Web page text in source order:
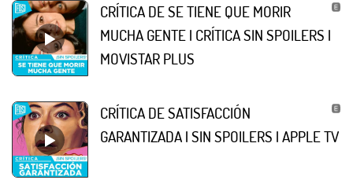
CRÍTICA DE SE TIENE QUE MORIR
MUCHA GENTE | CRÍTICA SIN SPOILERS |
MOVISTAR PLUS
CRÍTICA DE SATISFACCIÓN
GARANTIZADA | SIN SPOILERS | APPLE TV